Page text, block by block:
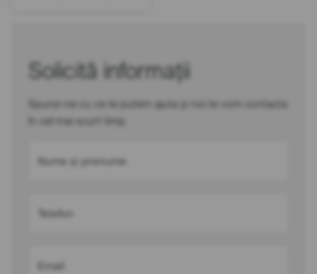
Solicită informații
Spune-ne cu ce te putem ajuta și noi te vom contacta
în cel mai scurt timp
Nume și prenume
Telefon
Email